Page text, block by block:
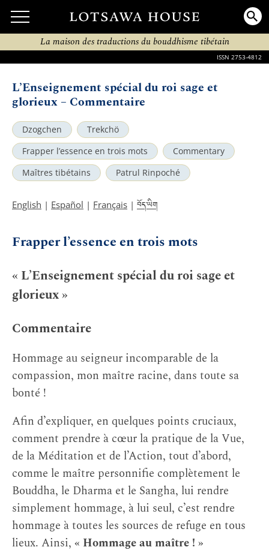
La maison des traductions du bouddhisme tibétain
ISSN 2753-4812
L’Enseignement spécial du roi sage et
glorieux – Commentaire
Dzogchen
Trekchö
Frapper l’essence en trois mots
Commentary
Maîtres tibétains
Patrul Rinpoché
English | Español | Français | བོད་ཡིག
Frapper l’essence en trois mots
« L’Enseignement spécial du roi sage et
glorieux »
Commentaire
Hommage au seigneur incomparable de la
compassion, mon maître racine, dans toute sa
bonté !
Afin d’expliquer, en quelques points cruciaux,
comment prendre à cœur la pratique de la Vue,
de la Méditation et de l’Action, tout d’abord,
comme le maître personnifie complètement le
Bouddha, le Dharma et le Sangha, lui rendre
simplement hommage, à lui seul, c’est rendre
hommage à toutes les sources de refuge en tous
lieux. Ainsi, « Hommage au maître ! »